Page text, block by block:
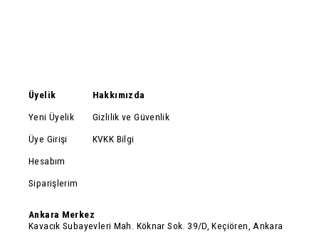
Üyelik
Yeni Üyelik
Üye Girişi
Hesabım
Siparişlerim
Hakkımızda
Gizlilik ve Güvenlik
KVKK Bilgi
Ankara Merkez
Kavacık Subayevleri Mah. Köknar Sok. 39/D, Keçiören, Ankara